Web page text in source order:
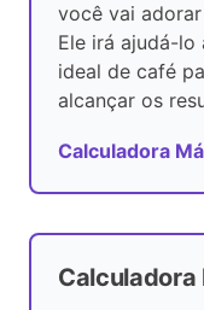
você vai
Ele irá ajudá-lo
ideal de café
alcançar os
Calculadora
Calculadora